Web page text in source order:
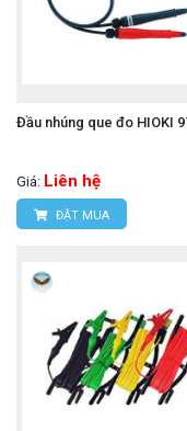
Đầu nhúng que đo HIOKI
Giá: Liên hệ
ĐẶT MUA